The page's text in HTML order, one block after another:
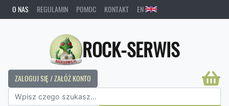
O NAS REGULAMIN POMOC KONTAKT EN
ROCK-SERWIS
ZALOGUJ SIĘ / ZAŁÓŻ KONTO